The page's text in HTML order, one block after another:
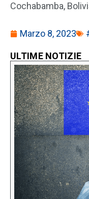
Cochabamba,
Marzo 8, 2023
ULTIME NOTIZIE